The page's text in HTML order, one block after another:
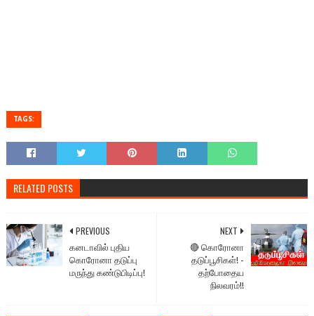
TAGS:
RELATED POSTS
NEXT
🔴 கொரோனா
தடுப்பூசிகள்! -
தற்போதைய
நிலவரம்!!
PREVIOUS
கனடாவில் புதிய
கொரோனா தடுப்பு
மருந்து கண்டுபிடிப்பு!